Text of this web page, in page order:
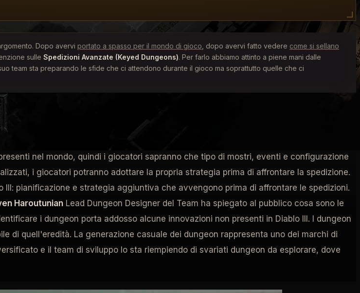
Dopo avervi portato a spasso per il mondo di gioco , dopo avervi fatto vedere come si sellano
sulle Spedizioni Avanzate (Keyed Dungeons). Per farlo abbiamo attinto a piene mani dalle
team sta preparando le sfide che ci attendono durante il gioco ma soprattutto quelle che ci
e Varchi. Le spedizioni avanzate introducono maggiori sfide perché il loro livello
nel mondo, quindi i giocatori sapranno che tipo di mostri, eventi e configurazione
i giocatori potranno adottare la propria strategia prima di affrontare la spedizione.
pianificazione e strategia aggiuntiva che avvengono prima di affrontare le spedizioni.
Haroutunian Lead Dungeon Designer del Team ha spiegato al pubblico cosa sono le
i dungeon porta addosso alcune innovazioni non presenti in Diablo III. I dungeon
di quell'eredità. La generazione casuale dei dungeon rappresenta uno dei marchi di
e il team di sviluppo lo sta riempiendo di svariati dungeon da esplorare, dove